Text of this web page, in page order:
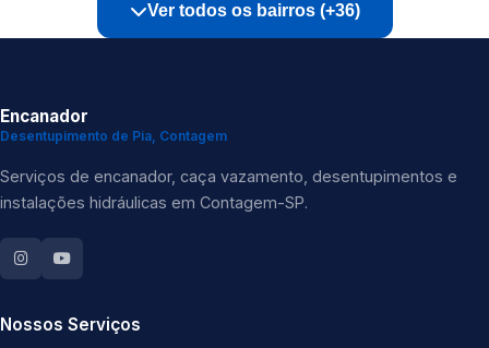
Ver todos os bairros (+36)
Encanador
Desentupimento de Pia, Contagem
Serviços de encanador, caça vazamento, desentupimentos e
instalações hidráulicas em Contagem-SP.
Nossos Serviços